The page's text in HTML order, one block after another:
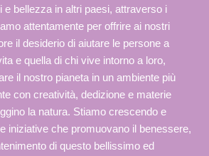
e bellezza in altri paesi, attraverso i
attentamente per offrire ai nostri
il desiderio di aiutare le persone a
e quella di chi vive intorno a loro,
il nostro pianeta in un ambiente più
con creatività, dedizione e materie
la natura. Stiamo crescendo e
iniziative che promuovano il benessere,
di questo bellissimo ed